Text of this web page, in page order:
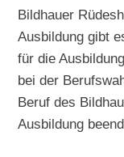
Bildhauer
Ausbildung gibt
für die
bei der
Beruf des
Ausbildung